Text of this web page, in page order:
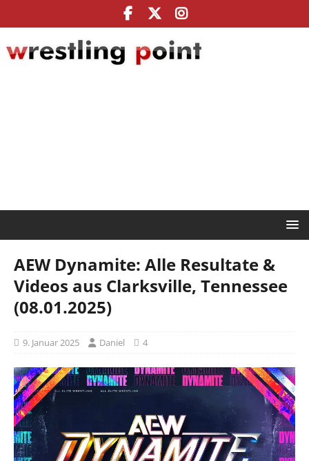
AEW Dynamite: Alle Resultate &
Videos aus Clarksville, Tennessee
(08.01.2025)
9. Januar 2025 Daniel 4